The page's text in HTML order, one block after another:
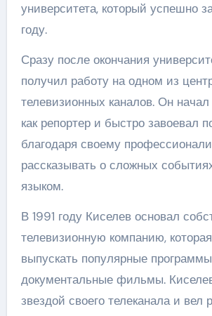
университета, который успешно
году.
Сразу после окончания
получил работу на одном из
телевизионных каналов. Он
как репортер и быстро завоевал
благодаря своему
рассказывать о сложных
языком.
В 1991 году Киселев основал
телевизионную компанию,
выпускать популярные
документальные фильмы.
звездой своего телеканала и